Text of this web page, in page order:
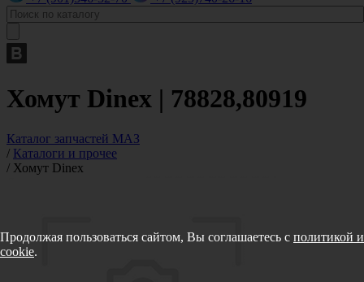
Хомут Dinex | 78828,80919
Каталог запчастей МАЗ
/ Каталоги и прочее
/ Хомут Dinex
Продолжая пользоваться сайтом, Вы соглашаетесь с политикой
cookie.